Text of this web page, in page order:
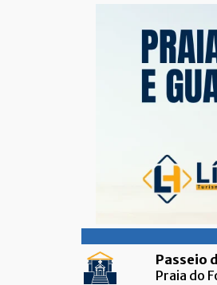
Praia do